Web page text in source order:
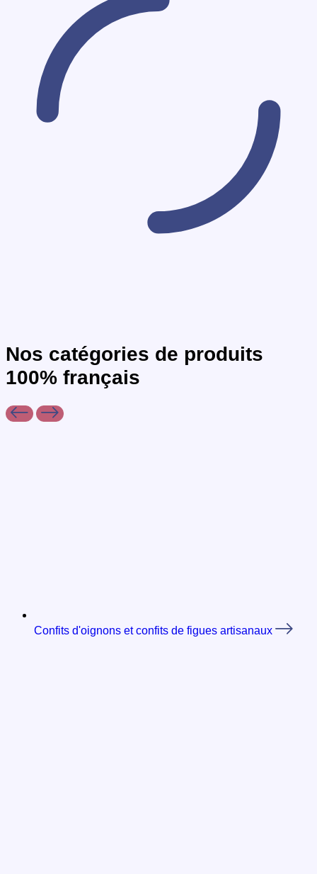
Nos catégories de produits
100% français
Confits d'oignons et confits de figues artisanaux